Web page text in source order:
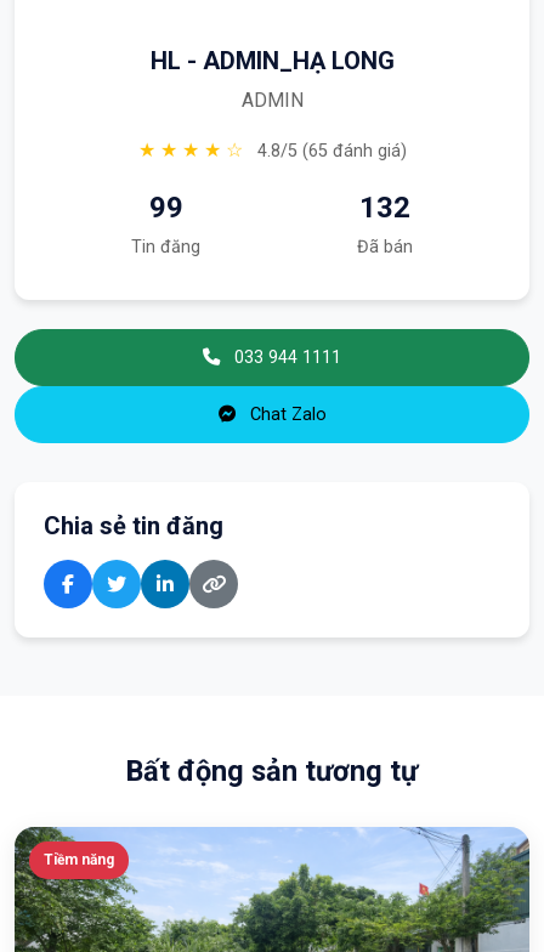
HL - ADMIN_HẠ LONG
ADMIN
★ ★ ★ ★ ☆ 4.8/5 (65 đánh giá)
99
Tin đăng
132
Đã bán
033 944 1111
Chat Zalo
Chia sẻ tin đăng
Bất động sản tương tự
Tiềm năng